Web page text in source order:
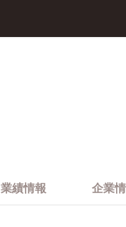
業績情報 企業